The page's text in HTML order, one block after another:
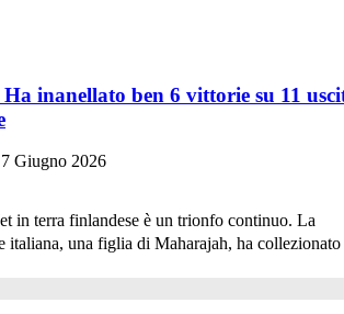
inanellato ben 6 vittorie su 11
7 Giugno 2026
in terra finlandese è un trionfo continuo. La
italiana, una figlia di Maharajah, ha collezionato